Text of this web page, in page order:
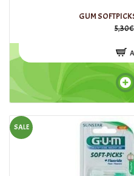
GUM
5,30€
SALE